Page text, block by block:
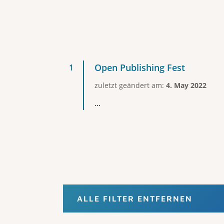
Open Publishing Fest
zuletzt geändert am: 4. May 2022
...
ALLE FILTER ENTFERNEN